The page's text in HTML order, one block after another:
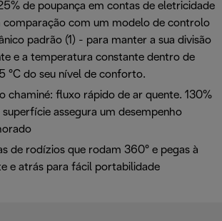
de poupança em contas de eletricidade
comparação com um modelo de controlo
padrão (1) - para manter a sua divisão
e a temperatura constante dentro de
°C do seu nível de conforto.
chaminé: fluxo rápido de ar quente. 130%
superfície assegura um desempenho
de rodízios que rodam 360° e pegas à
e atrás para fácil portabilidade